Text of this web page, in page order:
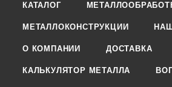
КАТАЛОГ
МЕТАЛЛОКОНСТРУКЦИИ
О КОМПАНИИ ДОСТАВКА
КАЛЬКУЛЯТОР МЕТАЛЛА